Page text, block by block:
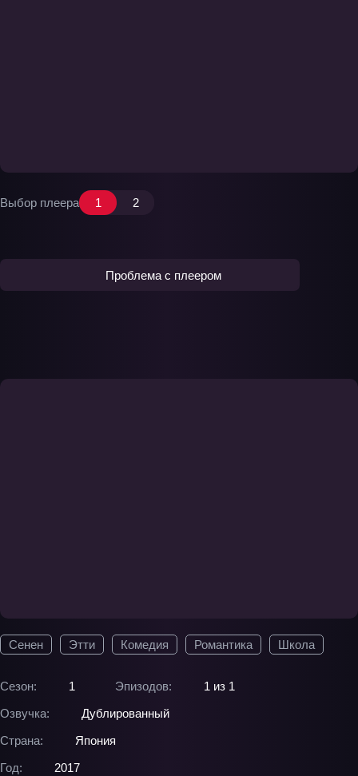
Сенен Этти Комедия Романтика Школа
Сезон: 1 Эпизодов:
1 из 1
Озвучка:
Дублированный
Страна:
Япония
Год:
2017
Выбор плеера 1 2
Проблема с плеером